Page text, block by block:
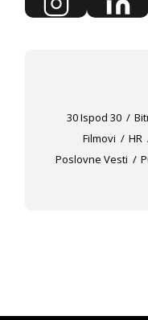
30 Ispod 30
Filmovi
HR
Poslovne Vesti